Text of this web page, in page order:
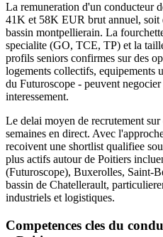
La remuneration d'un conducteur
41K et 58K EUR brut annuel, soit
bassin montpellierain. La
specialite (GO, TCE, TP) et la
profils seniors confirmes sur des
logements collectifs, equipements
du Futuroscope - peuvent
interessement.
Le delai moyen de recrutement sur
semaines en direct. Avec
recoivent une shortlist qualifiee
plus actifs autour de Poitiers
(Futuroscope), Buxerolles, Saint-
bassin de Chatellerault,
industriels et logistiques.
Competences cles du